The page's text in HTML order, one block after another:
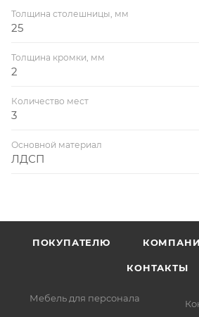
Толщина столешницы, мм
25
Толщина кромки, мм
2
Количество мест
3
Основной материал
ЛДСП
ПОКУПАТЕЛЮ
КОНТАКТЫ
Мебель для персонала